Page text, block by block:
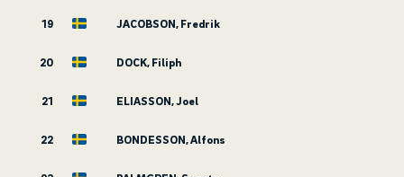
19 JACOBSON, Fredrik
20 DOCK, Filiph
21 ELIASSON, Joel
22 BONDESSON, Alfons